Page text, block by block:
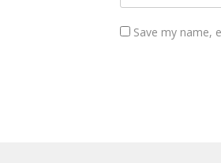
Save my name,